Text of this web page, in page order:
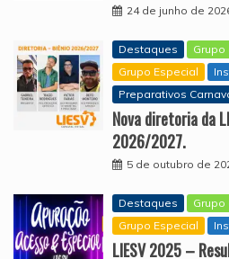
24 de junho de
Destaques
Grupo Especial
Preparativos
Nova diretoria da
2026/2027.
5 de outubro de
Destaques
Grupo Especial
LIESV 2025 –